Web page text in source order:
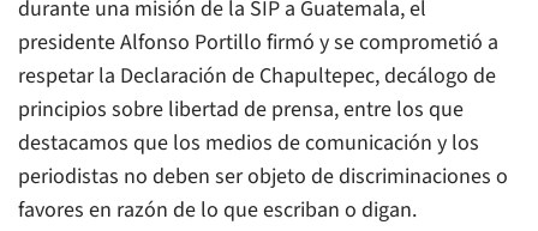
durante una misión de la SIP a Guatemala, el
presidente Alfonso Portillo firmó y se comprometió a
respetar la Declaración de Chapultepec, decálogo de
principios sobre libertad de prensa, entre los que
destacamos que los medios de comunicación y los
periodistas no deben ser objeto de discriminaciones o
favores en razón de lo que escriban o digan.